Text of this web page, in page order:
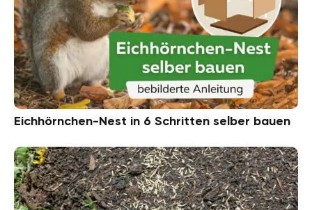
Eichhörnchen-Nest in 6 Schritten selber bauen